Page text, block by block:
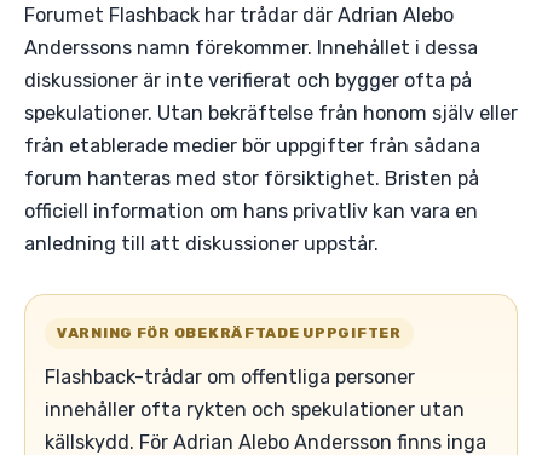
Forumet Flashback har trådar där Adrian Alebo
Anderssons namn förekommer. Innehållet i dessa
diskussioner är inte verifierat och bygger ofta på
spekulationer. Utan bekräftelse från honom själv eller
från etablerade medier bör uppgifter från sådana
forum hanteras med stor försiktighet. Bristen på
officiell information om hans privatliv kan vara en
anledning till att diskussioner uppstår.
VARNING FÖR OBEKRÄFTADE UPPGIFTER
Flashback-trådar om offentliga personer
innehåller ofta rykten och spekulationer utan
källskydd. För Adrian Alebo Andersson finns inga